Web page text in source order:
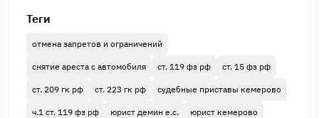
Теги
отмена запретов и ограничений
снятие ареста с автомобиля ст. 119 фз рф ст. 15 фз рф
ст. 209 гк рф ст. 223 гк рф судебные приставы кемерово
ч.1 ст. 119 фз рф юрист демин е.с. юрист кемерово